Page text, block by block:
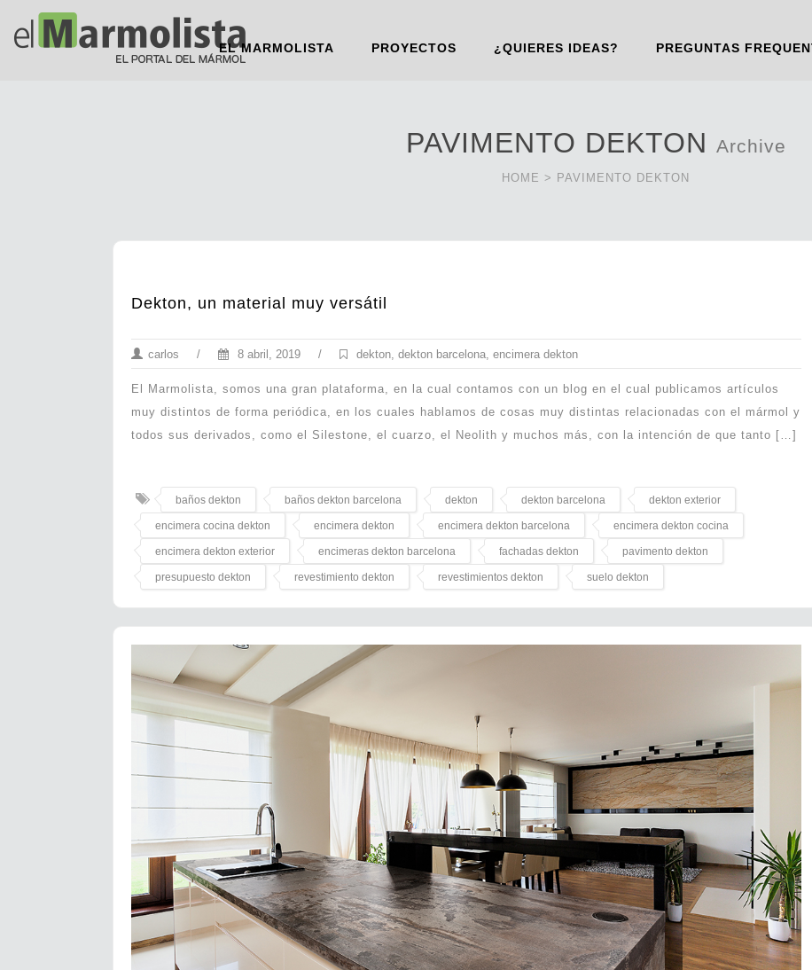
EL MARMOLISTA PROYECTOS ¿QUIERES IDEAS? PREGUNTAS
PAVIMENTO DEKTON Archive
HOME > PAVIMENTO DEKTON
Dekton, un material muy versátil
carlos / 8 abril, 2019 / dekton, dekton barcelona, encimera dekton
El Marmolista, somos una gran plataforma, en la cual contamos con un blog en el cual publicamos artículos
muy distintos de forma periódica, en los cuales hablamos de cosas muy distintas relacionadas con el mármol y
todos sus derivados, como el Silestone, el cuarzo, el Neolith y muchos más, con la intención de que tanto […]
baños dekton baños dekton barcelona dekton dekton barcelona dekton exterior
encimera cocina dekton encimera dekton encimera dekton barcelona encimera dekton cocina
encimera dekton exterior encimeras dekton barcelona fachadas dekton pavimento dekton
presupuesto dekton revestimiento dekton revestimientos dekton suelo dekton